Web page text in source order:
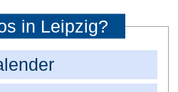
in Leipzig?